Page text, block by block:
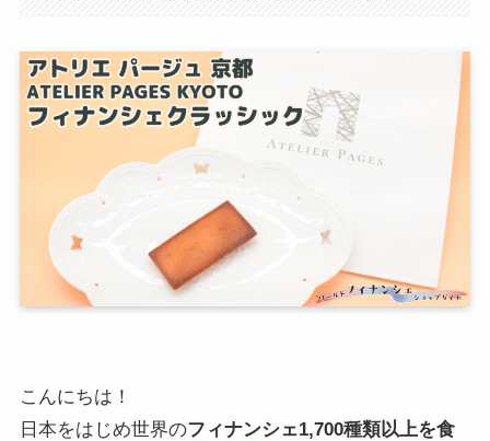
こんにちは！
日本をはじめ世界のフィナンシェ1,700種類以上を食